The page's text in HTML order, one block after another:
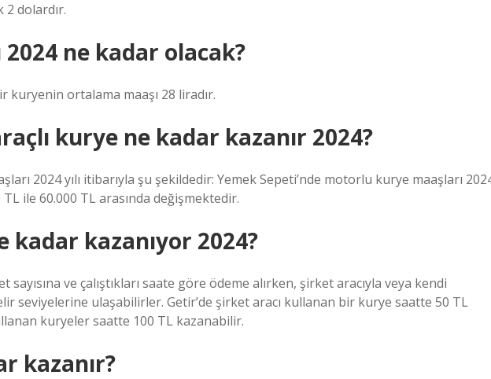
2 dolardır.
ne kadar olacak?
kuryenin ortalama maaşı 28 liradır.
kurye ne kadar kazanır 2024?
2024 yılı itibarıyla şu şekildedir: Yemek Sepeti’nde motorlu kurye maaşları
TL ile 60.000 TL arasında değişmektedir.
kadar kazanıyor 2024?
ve çalıştıkları saate göre ödeme alırken, şirket aracıyla veya kendi
seviyelerine ulaşabilirler. Getir’de şirket aracı kullanan bir kurye saatte 50 TL
kuryeler saatte 100 TL kazanabilir.
kazanır?